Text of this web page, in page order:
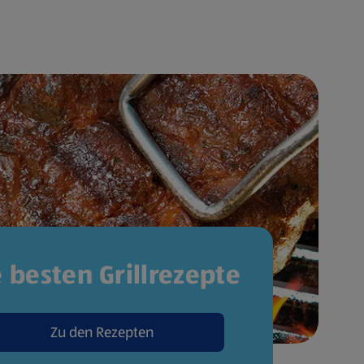
besten Grillrezepte
Zu den Rezepten